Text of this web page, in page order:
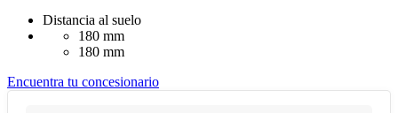
Distancia al suelo
180 mm
180 mm
Encuentra tu concesionario